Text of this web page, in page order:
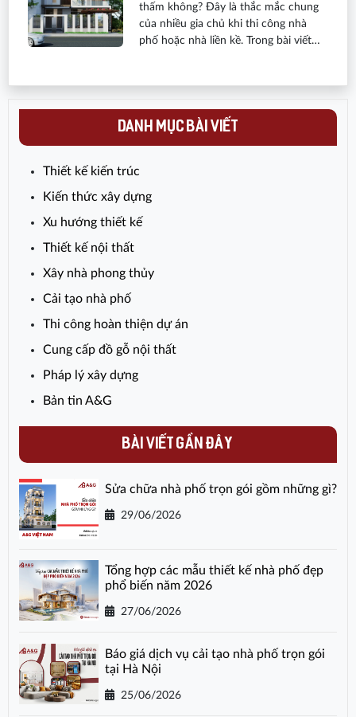
viết tổng hợp 10 lưu ý quan trọng
giúp hạn chế rủi ro và tối ưu chi phí.
thấm không? Đây là thắc mắc chung
của nhiều gia chủ khi thi công nhà
phố hoặc nhà liền kề. Trong bài viết
giúp bạn yên tâm sở hữu công trình
bền vững và khô ráo. Hãy cùng tìm
DANH MỤC BÀI VIẾT
Thiết kế kiến trúc
Kiến thức xây dựng
Xu hướng thiết kế
Thiết kế nội thất
Xây nhà phong thủy
Cải tạo nhà phố
Thi công hoàn thiện dự án
Cung cấp đồ gỗ nội thất
Pháp lý xây dựng
Bản tin A&G
BÀI VIẾT GẦN ĐÂY
Sửa chữa nhà phố trọn gói gồm những gì?
29/06/2026
Tổng hợp các mẫu thiết kế nhà phố đẹp
phổ biến năm 2026
27/06/2026
Báo giá dịch vụ cải tạo nhà phố trọn gói
tại Hà Nội
25/06/2026